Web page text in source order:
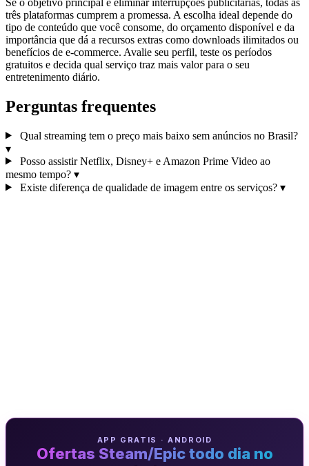
três plataformas cumprem a promessa. A escolha ideal depende do
tipo de conteúdo que você consome, do orçamento disponível e da
importância que dá a recursos extras como downloads ilimitados ou
benefícios de e‑commerce. Avalie seu perfil, teste os períodos
gratuitos e decida qual serviço traz mais valor para o seu
entretenimento diário.
Perguntas frequentes
Qual streaming tem o preço mais baixo sem anúncios no Brasil?
▾
Posso assistir Netflix, Disney+ e Amazon Prime Video ao
mesmo tempo? ▾
Existe diferença de qualidade de imagem entre os serviços? ▾
APP GRATIS · ANDROID
Ofertas Steam/Epic todo dia no